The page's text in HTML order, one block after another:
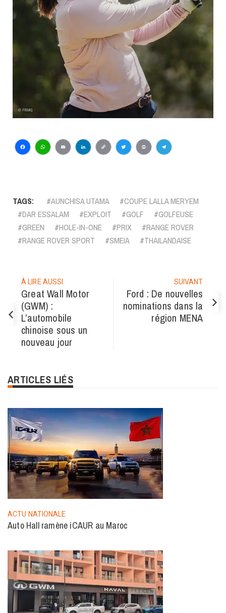
Facebook
WhatsApp
EmailLinkedIn
CopyTwitter
PrintTelegram
TAGS: AUNCHISA UTAMA
COUPE LALLA MERYEM
DAR ESSALAM
EXPLOIT GOLF
GOLFEUSE
GREEN
HOLE-IN-ONE PRIX
RANGE ROVER
RANGE ROVER SPORT
SMEIA THAILANDAISE
À LIRE AUSSI
Great Wall Motor
(GWM) :
L’automobile
chinoise sous un
nouveau jour
SUIVANT
Ford : De nouvelles
nominations dans la
région MENA
ARTICLES LIÉS
ACTU NATIONALE
Auto Hall ramène iCAUR au Maroc